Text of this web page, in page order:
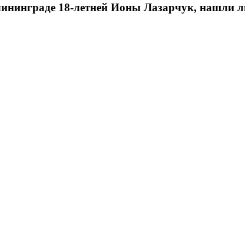
18-летней Ионы Лазарчук, нашли